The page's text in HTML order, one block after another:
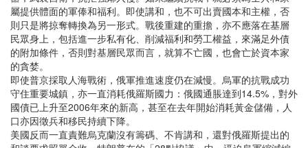
屬提供體面的軍俸和福利。即使講和，也不可出賣國本和主權，否
則只是將掠奪轉換為另一形式。戰後重建的重擔，亦不應落在基層
民眾身上，包括進一步私有化、削減福利和勞工權益，來滿足外債
的附加條件，否則對基層民眾而言，就算不亡國，也會亡於資本家
的貪婪。
即使普京採取人海戰術，俄軍推進速度仍在減慢。烏軍的抗戰成功
守住重要城鎮，亦一直消耗俄羅斯國力：俄國通脹達到14.5%，對外
國債已上升至2006年來的新高，甚至在去年開始消耗黃金儲備，人
口亦因徵兵和移民持續下降。
美國反而一直責難烏克蘭沒有籌碼、不肯講和，還對俄羅斯提出的